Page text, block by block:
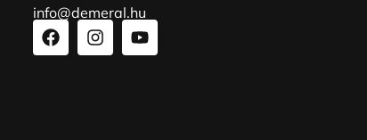
info@demeral.hu